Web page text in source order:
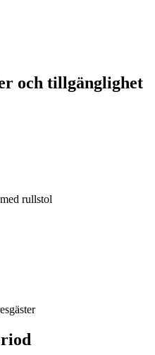
och tillgänglighet
rullstol